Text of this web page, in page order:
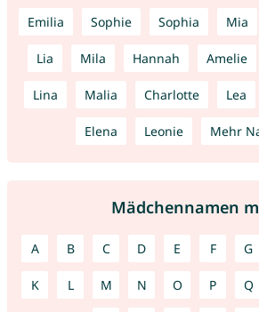
Emilia Sophie Sophia Mia
Lia Mila Hannah Amelie
Lina Malia Charlotte Lea
Elena Leonie Mehr
Mädchennamen
A B C D E F G
K L M N O P Q